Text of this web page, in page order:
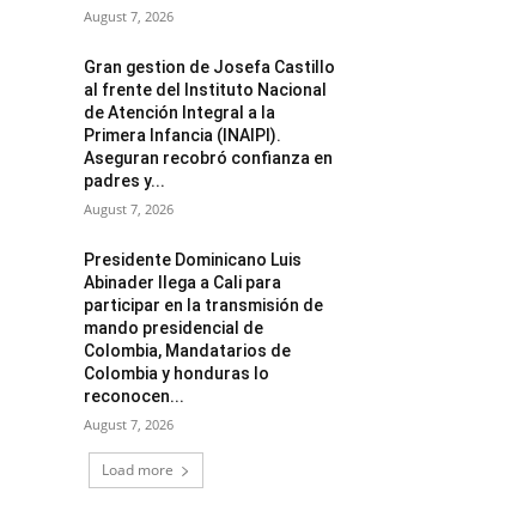
August 7, 2026
Gran gestion de Josefa Castillo
al frente del Instituto Nacional
de Atención Integral a la
Primera Infancia (INAIPI).
Aseguran recobró confianza en
padres y...
August 7, 2026
Presidente Dominicano Luis
Abinader llega a Cali para
participar en la transmisión de
mando presidencial de
Colombia, Mandatarios de
Colombia y honduras lo
reconocen...
August 7, 2026
Load more